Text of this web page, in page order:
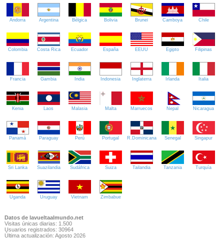
Andorra Argentina Bélgica Bolivia Brunei Camboya Chile
Colombia Costa Rica Ecuador España EEUU Egipto Filipinas
Francia Gambia India Indonesia Inglaterra Irlanda Italia
Kenia Laos Malasia Malta Marruecos Nepal Nicaragua
Panamá Paraguay Perú Portugal R.Dominicana Senegal Singapur
Sri Lanka Suazilandia Sudáfrica Suiza Tailandia Tanzania Turquía
Uganda Uruguay Vietnam Zimbabue
Datos de lavueltaalmundo.net
Visitas únicas diarias: 1.500
Usuarios registrados: 30964
Última actualización: Agosto 2026